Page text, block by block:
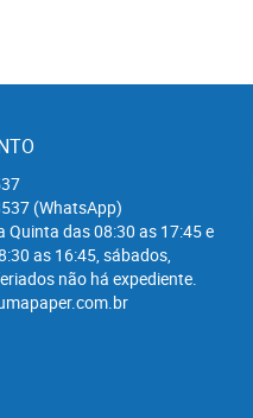
(WhatsApp)
Quinta das 08:30 as 17:45 e
as 16:45, sábados,
não há expediente.